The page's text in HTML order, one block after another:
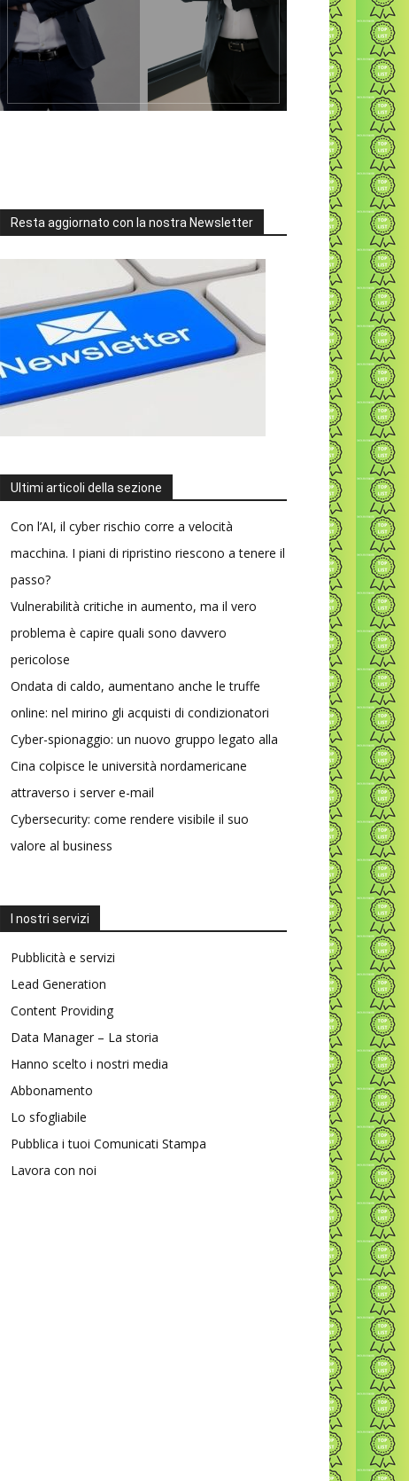
Resta aggiornato con la nostra Newsletter
Ultimi articoli della sezione
Con l’AI, il cyber rischio corre a velocità
macchina. I piani di ripristino riescono a tenere il
passo?
Vulnerabilità critiche in aumento, ma il vero
problema è capire quali sono davvero
pericolose
Ondata di caldo, aumentano anche le truffe
online: nel mirino gli acquisti di condizionatori
Cyber-spionaggio: un nuovo gruppo legato alla
Cina colpisce le università nordamericane
attraverso i server e-mail
Cybersecurity: come rendere visibile il suo
valore al business
I nostri servizi
Pubblicità e servizi
Lead Generation
Content Providing
Data Manager – La storia
Hanno scelto i nostri media
Abbonamento
Lo sfogliabile
Pubblica i tuoi Comunicati Stampa
Lavora con noi